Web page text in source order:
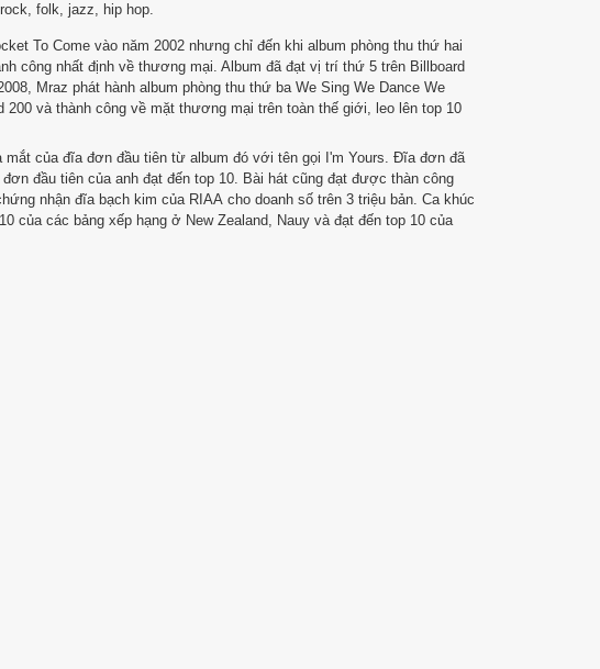
folk, jazz, hip hop.
To Come vào năm 2002 nhưng chỉ đến khi album phòng thu thứ hai
công nhất định về thương mại. Album đã đạt vị trí thứ 5 trên Billboard
Mraz phát hành album phòng thu thứ ba We Sing We Dance We
và thành công về mặt thương mại trên toàn thế giới, leo lên top 10
của đĩa đơn đầu tiên từ album đó với tên gọi I'm Yours. Đĩa đơn đã
đầu tiên của anh đạt đến top 10. Bài hát cũng đạt được thàn công
nhận đĩa bạch kim của RIAA cho doanh số trên 3 triệu bản. Ca khúc
của các bảng xếp hạng ở New Zealand, Nauy và đạt đến top 10 của